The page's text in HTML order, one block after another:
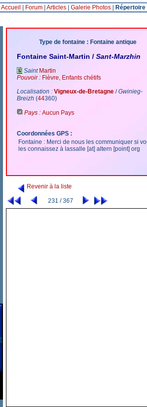
Accueil Forum| Articles| Galerie Photos|
Type de fontaine : Fontaine antique
Fontaine Saint-Martin / Sant-Marzhin
Saint Martin
Pouvoir : Fièvre, Enfants chétifs
Localisation : Vigneux-de-Bretagne /Gwinieg-
Breizh (44360)
Pays : Aucun Pays
Coordonnées GPS :
Fontaine : Merci de nous les communiquer si
les connaissez à lassalle [at] altern [point] org
Revenir à la liste
231 / 367